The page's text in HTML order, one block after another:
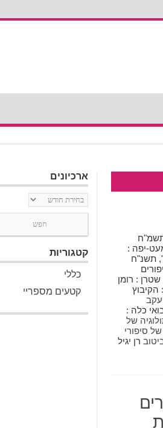
תשמ"ח
: ליריק ספרים, 1988), ארז כמעט-יפה :
: "גוונים", תשנ"ח
נח שטרן : רומן
ברק : הקיבוץ
מבוא: רן יגיל (תל-אביב : "גוונים", תשנ"ח 1997). בואי כלה :
של
סיפורי
רן יגיל
ארכיונים
ארכיונים
קטגוריות
כללי
קטעים מספריי